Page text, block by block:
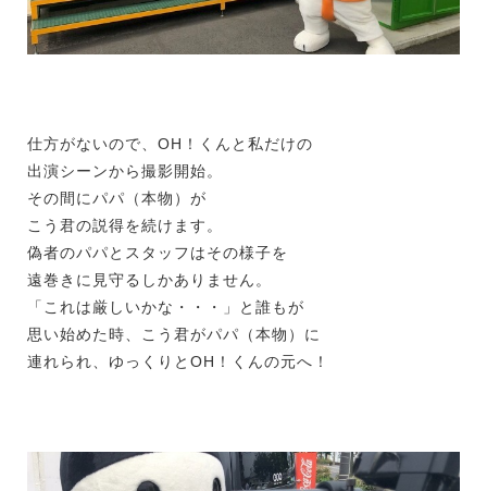
仕方がないので、OH！くんと私だけの
出演シーンから撮影開始。
その間にパパ（本物）が
こう君の説得を続けます。
偽者のパパとスタッフはその様子を
遠巻きに見守るしかありません。
「これは厳しいかな・・・」と誰もが
思い始めた時、こう君がパパ（本物）に
連れられ、ゆっくりとOH！くんの元へ！